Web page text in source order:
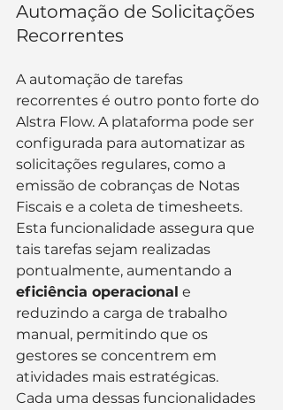
Automação de Solicitações
Recorrentes
A automação de tarefas
recorrentes é outro ponto forte do
Alstra Flow. A plataforma pode ser
configurada para automatizar as
solicitações regulares, como a
emissão de cobranças de Notas
Fiscais e a coleta de timesheets.
Esta funcionalidade assegura que
tais tarefas sejam realizadas
pontualmente, aumentando a
eficiência operacional e
reduzindo a carga de trabalho
manual, permitindo que os
gestores se concentrem em
atividades mais estratégicas.
Cada uma dessas funcionalidades